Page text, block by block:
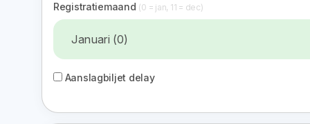
Registratiemaand (0 = jan, 11 = dec)
Aanslagbiljet delay